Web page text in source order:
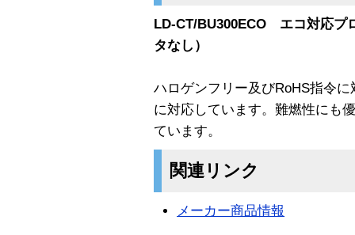
LD-CT/BU300ECO エコ対応プ
タなし）
ハロゲンフリー及びRoHS指令
に対応しています。難燃性にも
ています。
関連リンク
メーカー商品情報